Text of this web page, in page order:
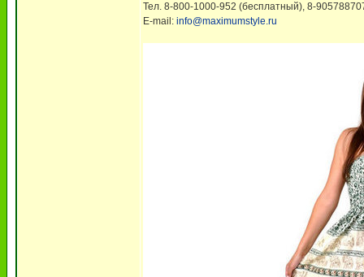
Тел. 8-800-1000-952 (бесплатный), 8-
E-mail: info@maximumstyle.ru